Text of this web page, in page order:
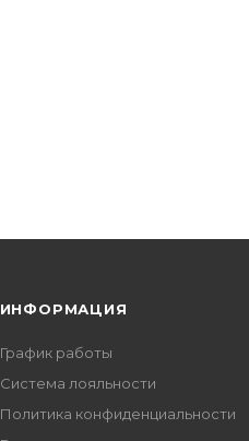
ИНФОРМАЦИЯ
График работы
Система лояльности
Политика конфиденциальности